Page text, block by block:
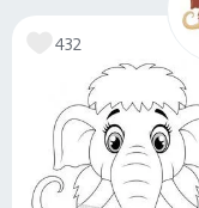
432